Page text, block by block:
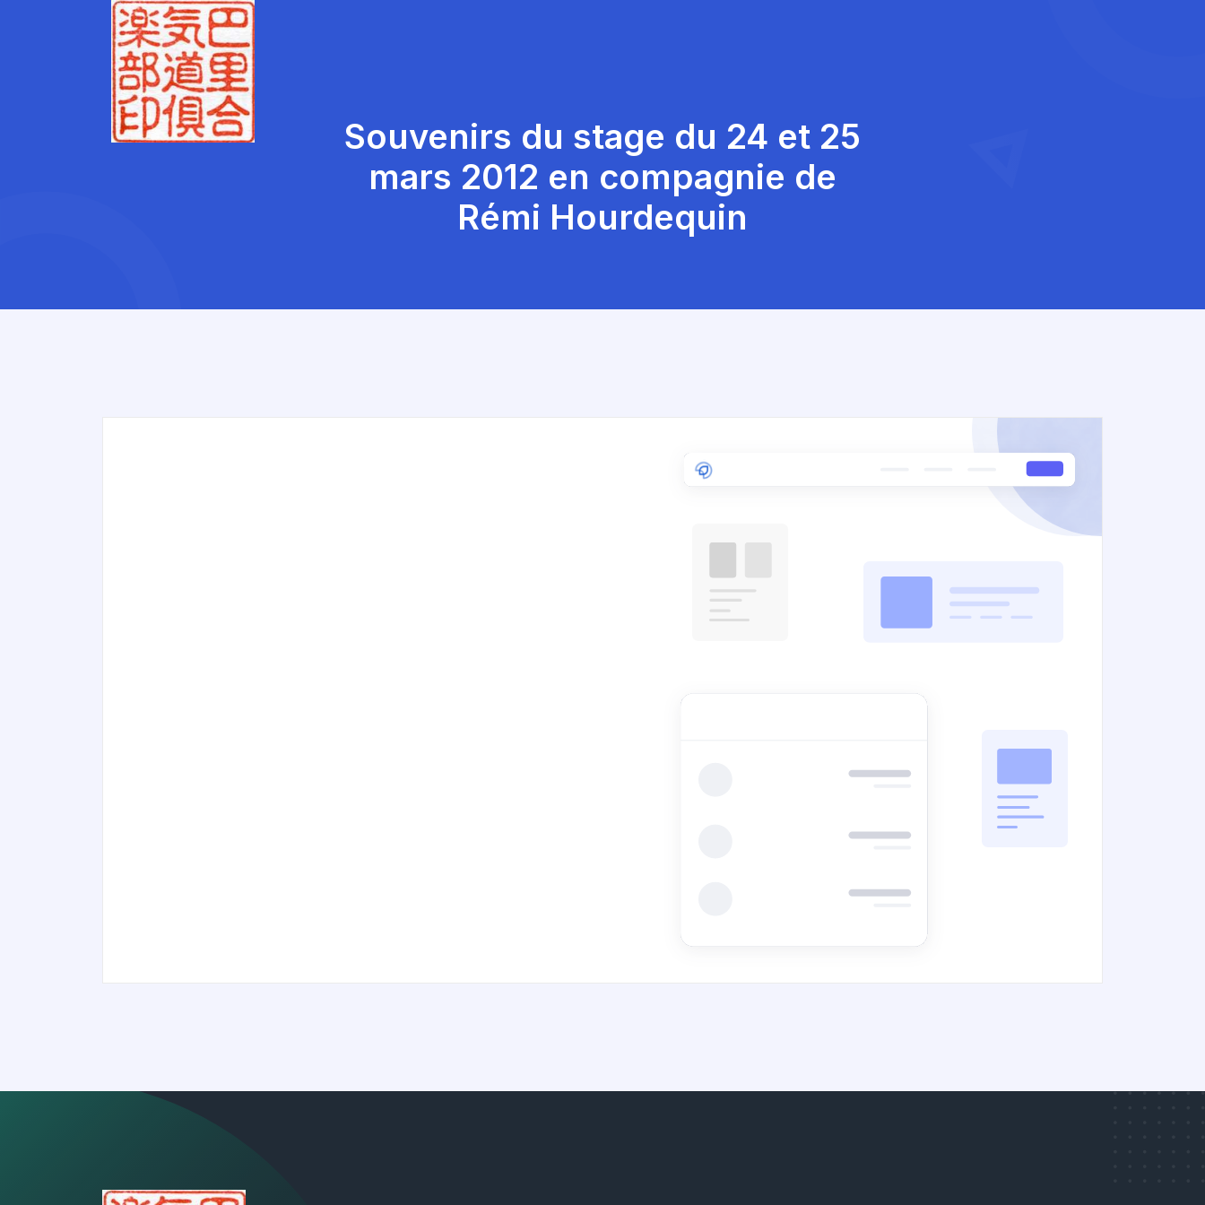
Souvenirs du stage du 24 et 25
mars 2012 en compagnie de
Rémi Hourdequin